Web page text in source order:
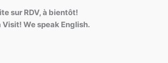
sur RDV, à bientôt!
Visit! We speak English.